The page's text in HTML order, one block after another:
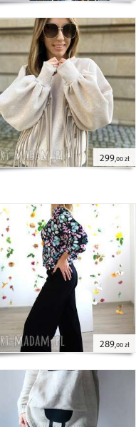
299,00 zł
289,00 zł